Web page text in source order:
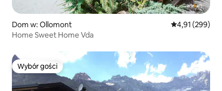
Dom w: Ollomont Średnia
4,91 (299)
Home Sweet Home Vda
Wybór gości
Wybór gości